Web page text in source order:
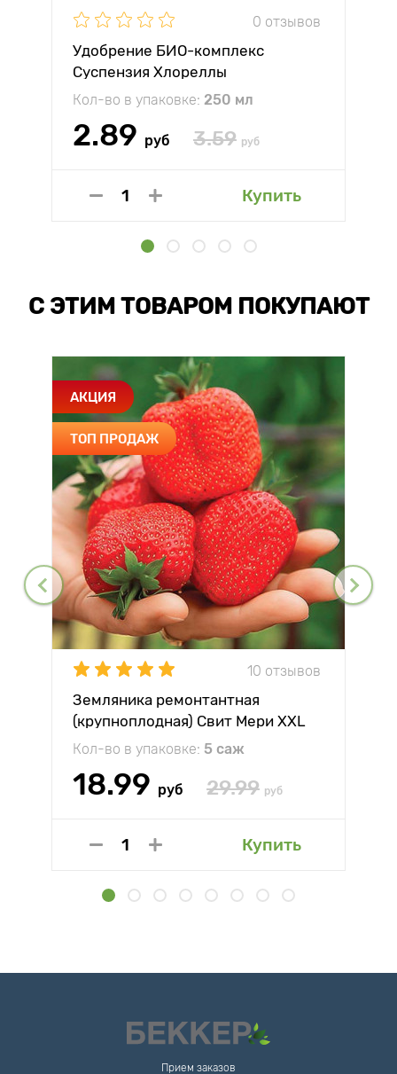
0 отзывов
Удобрение БИО-комплекс
Суспензия Хлореллы
Кол-во в упаковке: 250 мл
2.89 руб 3.59 руб
Купить
С ЭТИМ ТОВАРОМ ПОКУПАЮТ
АКЦИЯ
ТОП ПРОДАЖ
10 отзывов
Земляника ремонтантная
(крупноплодная) Свит Мери XXL
Кол-во в упаковке: 5 саж
18.99 руб 29.99 руб
Купить
Прием заказов